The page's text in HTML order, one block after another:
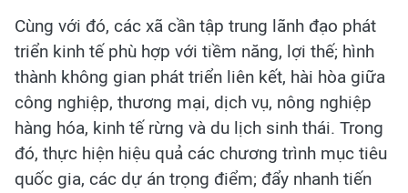
Cùng với đó, các xã cần tập trung lãnh đạo phát
triển kinh tế phù hợp với tiềm năng, lợi thế; hình
thành không gian phát triển liên kết, hài hòa giữa
công nghiệp, thương mại, dịch vụ, nông nghiệp
hàng hóa, kinh tế rừng và du lịch sinh thái. Trong
đó, thực hiện hiệu quả các chương trình mục tiêu
quốc gia, các dự án trọng điểm; đẩy nhanh tiến